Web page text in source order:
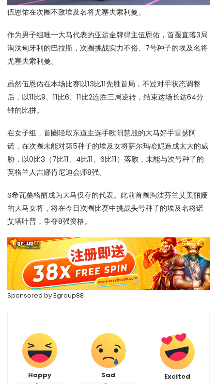
伍恩佑在次圈不敌埃及名将尤塞夫索利曼。
作为男子组唯一大马代表的亚运金牌得主伍恩佑，首圈直落3局
淘汰匈牙利的巴拉斯，次圈挑战实力不俗、7号种子的埃及名将
尤塞夫索利曼。
虽然伍恩佑在本场比赛以13比11先胜首局，不过对手状态调整
后，以11比9、11比6、11比2连胜三局逆转，结束这场长达64分
钟的比拼。
在女子组，首圈轻取东道主选手欧阳慧殷的大马好手雷瑟阿
诺，在次圈未能对第5种子的埃及女将萨尔玛哈妮造成太大的威
胁，以0比3（7比11、4比11、6比11）落败，未能与次号种子的
英格兰人吉娜肯尼迪会师8强。
S希瓦桑格丽成为大马仅存的代表。此前首圈淘汰芬兰艾美丽娅
的大马女将，将在今日次圈比赛中挑战头号种子的埃及名将诺
艾塔叶普，争夺8强资格。
Sponsored byEgroup88
Happy Sad Excited